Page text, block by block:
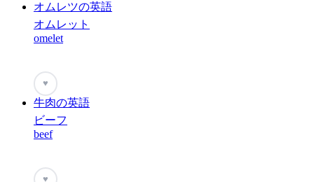
オムレツの英語
オムレット
omelet
♥
牛肉の英語
ビーフ
beef
♥